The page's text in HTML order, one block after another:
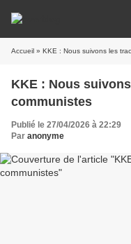
Accueil » KKE : Nous suivons les
KKE : Nous
communistes
Publié le 27/04/2026 à 22:29
Par anonyme